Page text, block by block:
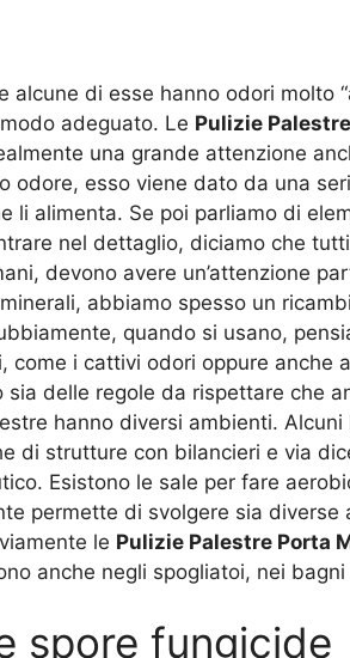
di esse hanno odori molto
adeguato. Le Pulizie
una grande attenzione
odore, esso viene dato da una
alimenta. Se poi parliamo di
nel dettaglio, diciamo che
devono avere un’attenzione
abbiamo spesso un
quando si usano,
i cattivi odori oppure anche
delle regole da rispettare che
hanno diversi ambienti. Alcuni
di strutture con bilancieri e via
Esistono le sale per fare
permette di svolgere sia diverse
le Pulizie Palestre Porta
anche negli spogliatoi, nei
spore fungicide